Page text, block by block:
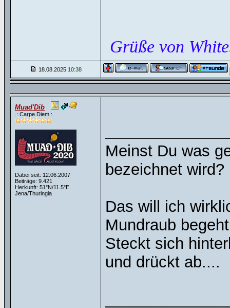
Grüße von
18.08.2025 10:38
Muad'Dib
.:.Carpe.Diem.:.
Dabei seit: 12.06.2007
Beiträge: 9.421
Herkunft: 51°N/11.5°E
Jena/Thuringia
Meinst Du was
bezeichnet wird?
Das will ich
Mundraub
Steckt sich
und drückt ab....